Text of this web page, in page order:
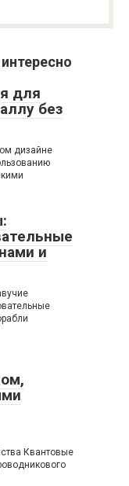
для
без
дизайне
и
Квантовые